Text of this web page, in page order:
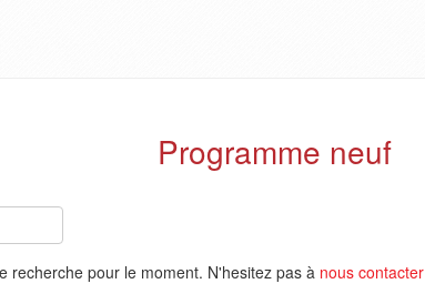
Programme neuf
recherche pour le moment. N'hesitez pas à nous contacter